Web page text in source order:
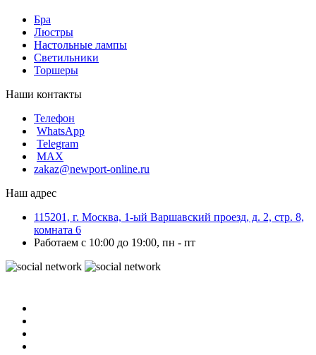
Бра
Люстры
Настольные лампы
Светильники
Торшеры
Наши контакты
Телефон
WhatsApp
Telegram
MAX
zakaz@newport-online.ru
Наш адрес
115201, г. Москва, 1-ый Варшавский проезд, д. 2, стр. 8,
комната 6
Работаем с 10:00 до 19:00, пн - пт